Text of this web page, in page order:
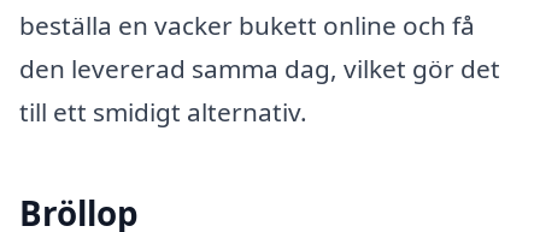
beställa en vacker bukett online och få
den levererad samma dag, vilket gör det
till ett smidigt alternativ.
Bröllop